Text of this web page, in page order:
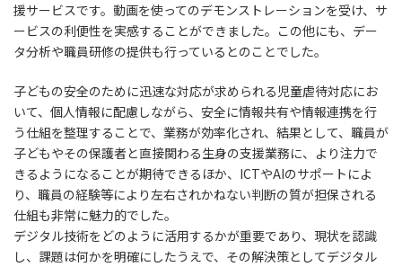
援サービスです。動画を使ってのデモンストレーションを受け、サ
ービスの利便性を実感することができました。この他にも、デー
タ分析や職員研修の提供も行っているとのことでした。
子どもの安全のために迅速な対応が求められる児童虐待対応にお
いて、個人情報に配慮しながら、安全に情報共有や情報連携を行
う仕組を整理することで、業務が効率化され、結果として、職員が
子どもやその保護者と直接関わる生身の支援業務に、より注力で
きるようになることが期待できるほか、ICTやAIのサポートによ
り、職員の経験等により左右されかねない判断の質が担保される
仕組も非常に魅力的でした。
デジタル技術をどのように活用するかが重要であり、現状を認識
し、課題は何かを明確にしたうえで、その解決策としてデジタル